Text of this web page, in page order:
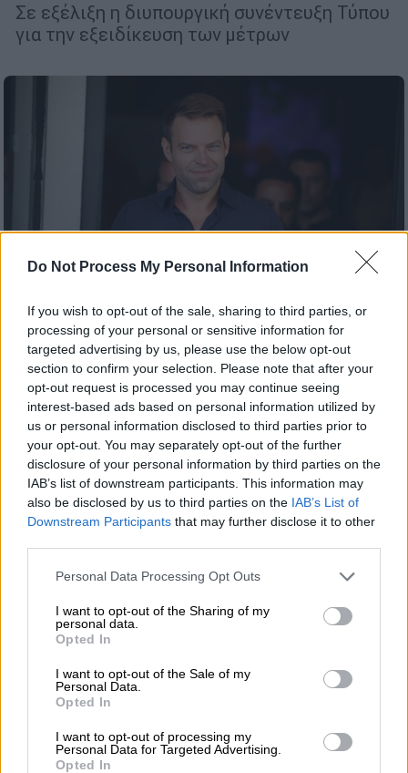
Do Not Process My Personal Information
If you wish to opt-out of the sale, sharing to third parties, or
processing of your personal or sensitive information for
targeted advertising by us, please use the below opt-out
section to confirm your selection. Please note that after your
opt-out request is processed you may continue seeing
interest-based ads based on personal information utilized by
us or personal information disclosed to third parties prior to
your opt-out. You may separately opt-out of the further
disclosure of your personal information by third parties on the
IAB’s list of downstream participants. This information may
also be disclosed by us to third parties on the IAB’s List of
Downstream Participants that may further disclose it to other
Please note that this website/app uses one or more Google
not limited to your visit or usage behaviour. You may click to
grant or deny consent to Google and its third-party tags to
use your data for below specified purposes in below Google
consent section.
Personal Data Processing Opt Outs
I want to opt-out of the Sharing of my
personal data.
Opted In
I want to opt-out of the Sale of my
Personal Data.
Opted In
I want to opt-out of processing my
Personal Data for Targeted Advertising.
Opted In
Σε εξέλιξη η διυπουργική συνέντευξη Τύπου
για την εξειδίκευση των μέτρων
Πολιτική|15.09.2024 22:15
ΣΥΡΙΖΑ: Πώς το «μπλόκο» Κασσελάκη
στα οικονομικά του κόμματος επισκίασε
την εμφάνιση Παππά στη ΔΕΘ - Η
ερμηνεία της κίνησής του και τα
επόμενα σχέδια
Το σκληρό «ροκ» ξεκινά την προσεχή
εβδομάδα στην αξιωματική αντιπολίτευση